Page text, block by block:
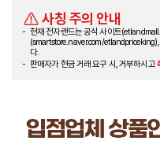
사칭 주의 안내
현재 전자랜드는 공식 사이트
(smartstore.naver.com/
다.
판매자가 현금 거래 요구 시, 거부하시고